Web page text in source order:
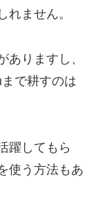
れません。
りますし、
で耕すのは
躍してもら
使う方法もあ